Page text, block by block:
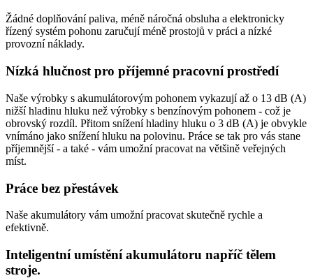
Žádné doplňování paliva, méně náročná obsluha a elektronicky
řízený systém pohonu zaručují méně prostojů v práci a nízké
provozní náklady.
Nízká hlučnost pro příjemné pracovní prostředí
Naše výrobky s akumulátorovým pohonem vykazují až o 13 dB (A)
nižší hladinu hluku než výrobky s benzínovým pohonem - což je
obrovský rozdíl. Přitom snížení hladiny hluku o 3 dB (A) je obvykle
vnímáno jako snížení hluku na polovinu. Práce se tak pro vás stane
příjemnější - a také - vám umožní pracovat na většině veřejných
míst.
Práce bez přestávek
Naše akumulátory vám umožní pracovat skutečně rychle a
efektivně.
Inteligentní umístění akumulátoru napříč tělem
stroje.